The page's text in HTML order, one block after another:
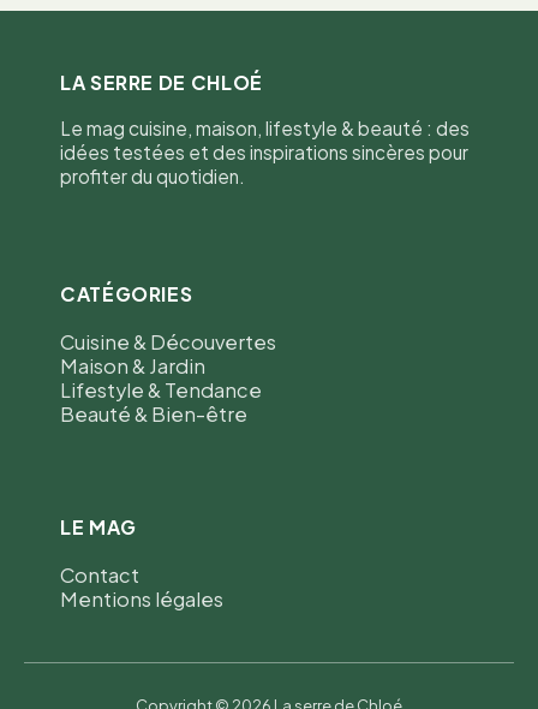
LA SERRE DE CHLOÉ
Le mag cuisine, maison, lifestyle & beauté : des
idées testées et des inspirations sincères pour
profiter du quotidien.
CATÉGORIES
Cuisine & Découvertes
Maison & Jardin
Lifestyle & Tendance
Beauté & Bien-être
LE MAG
Contact
Mentions légales
Copyright © 2026 La serre de Chloé